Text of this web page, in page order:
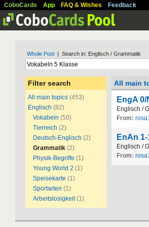
CoboCards App FAQ & Wishes Feedback
Whole Pool | Search in: Englisch / Grammatik
Filter search
All main topics (453)
Englisch (82)
Vokabeln (50)
Tierreich (2)
Deutsch-Englisch (2)
Grammatik (2)
Physik-Begriffe (1)
Young World 2 (1)
Speisekarte (1)
Sportarten (1)
Arbeitslosigkeit (1)
All main
EngA
Englisch /
From:
EnAn
Englisch /
From: